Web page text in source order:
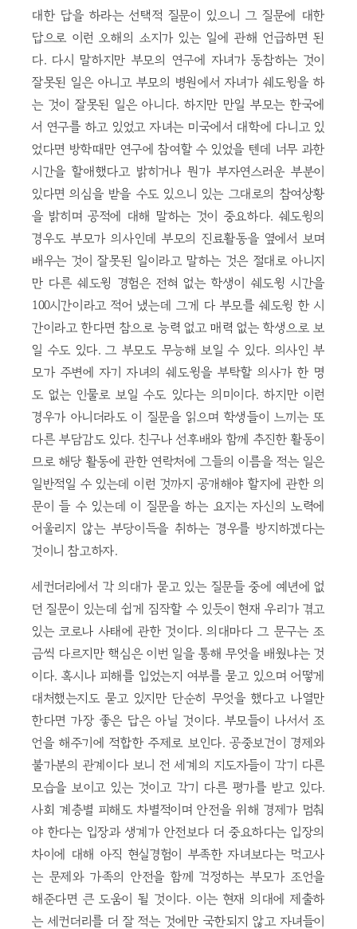
대한 답을 하라는 선택적 질문이 있으니 그 질문에 대한
답으로 이런 오해의 소지가 있는 일에 관해 언급하면 된
다. 다시 말하지만 부모의 연구에 자녀가 동참하는 것이
잘못된 일은 아니고 부모의 병원에서 자녀가 쉐도윙을 하
는 것이 잘못된 일은 아니다. 하지만 만일 부모는 한국에
서 연구를 하고 있었고 자녀는 미국에서 대학에 다니고 있
었다면 방학때만 연구에 참여할 수 있었을 텐데 너무 과한
시간을 할애했다고 밝히거나 뭔가 부자연스러운 부분이
있다면 의심을 받을 수도 있으니 있는 그대로의 참여상황
을 밝히며 공적에 대해 말하는 것이 중요하다. 쉐도윙의
경우도 부모가 의사인데 부모의 진료활동을 옆에서 보며
배우는 것이 잘못된 일이라고 말하는 것은 절대로 아니지
만 다른 쉐도윙 경험은 전혀 없는 학생이 쉐도윙 시간을
100시간이라고 적어 냈는데 그게 다 부모를 쉐도윙 한 시
간이라고 한다면 참으로 능력 없고 매력 없는 학생으로 보
일 수도 있다. 그 부모도 무능해 보일 수 있다. 의사인 부
모가 주변에 자기 자녀의 쉐도윙을 부탁할 의사가 한 명
도 없는 인물로 보일 수도 있다는 의미이다. 하지만 이런
경우가 아니더라도 이 질문을 읽으며 학생들이 느끼는 또
다른 부담감도 있다. 친구나 선후배와 함께 추진한 활동이
므로 해당 활동에 관한 연락처에 그들의 이름을 적는 일은
일반적일 수 있는데 이런 것까지 공개해야 할지에 관한 의
문이 들 수 있는데 이 질문을 하는 요지는 자신의 노력에
어울리지 않는 부당이득을 취하는 경우를 방지하겠다는
것이니 참고하자.
세컨더리에서 각 의대가 묻고 있는 질문들 중에 예년에 없
던 질문이 있는데 쉽게 짐작할 수 있듯이 현재 우리가 겪고
있는 코로나 사태에 관한 것이다. 의대마다 그 문구는 조
금씩 다르지만 핵심은 이번 일을 통해 무엇을 배웠냐는 것
이다. 혹시나 피해를 입었는지 여부를 묻고 있으며 어떻게
대처했는지도 묻고 있지만 단순히 무엇을 했다고 나열만
한다면 가장 좋은 답은 아닐 것이다. 부모들이 나서서 조
언을 해주기에 적합한 주제로 보인다. 공중보건이 경제와
불가분의 관계이다 보니 전 세계의 지도자들이 각기 다른
모습을 보이고 있는 것이고 각기 다른 평가를 받고 있다.
사회 계층별 피해도 차별적이며 안전을 위해 경제가 멈춰
야 한다는 입장과 생계가 안전보다 더 중요하다는 입장의
차이에 대해 아직 현실경험이 부족한 자녀보다는 먹고사
는 문제와 가족의 안전을 함께 걱정하는 부모가 조언을
해준다면 큰 도움이 될 것이다. 이는 현재 의대에 제출하
는 세컨더리를 더 잘 적는 것에만 국한되지 않고 자녀들이